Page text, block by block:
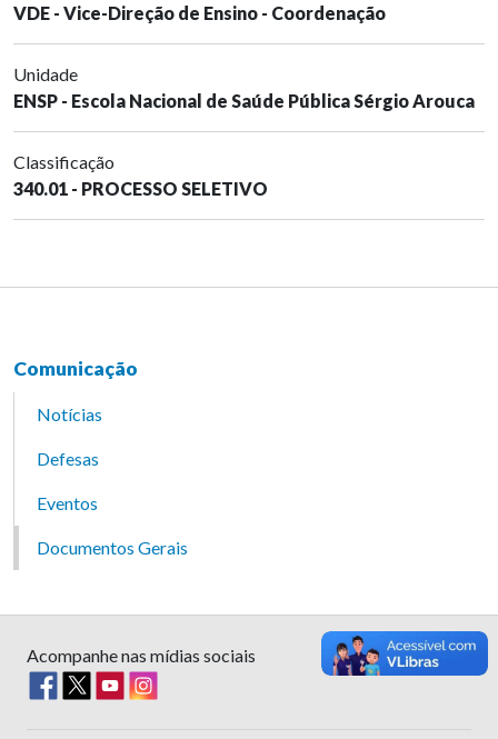
VDE - Vice-Direção de Ensino - Coordenação
Unidade
ENSP - Escola Nacional de Saúde Pública Sérgio Arouca
Classificação
340.01 - PROCESSO SELETIVO
Comunicação
Notícias
Defesas
Eventos
Documentos Gerais
Acompanhe nas mídias sociais